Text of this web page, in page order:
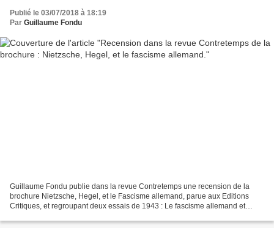
Publié le 03/07/2018 à 18:19
Par Guillaume Fondu
Guillaume Fondu publie dans la revue Contretemps une recension de la
brochure Nietzsche, Hegel, et le Fascisme allemand, parue aux Editions
Critiques, et regroupant deux essais de 1943 : Le fascisme allemand et